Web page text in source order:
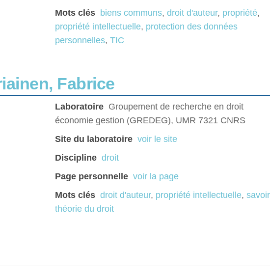
Mots clés biens communs, droit d'auteur, propriété,
propriété intellectuelle, protection des données
personnelles, TIC
Fabrice
Laboratoire Groupement de recherche en droit
économie gestion (GREDEG), UMR 7321 CNRS
Site du laboratoire voir le site
Discipline droit
Page personnelle voir la page
Mots clés droit d'auteur, propriété intellectuelle, savoir
théorie du droit